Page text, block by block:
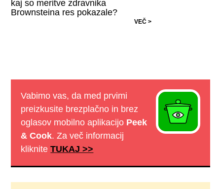
kaj so meritve zdravnika
Brownsteina res pokazale?
VEČ >
Vabimo vas, da med prvimi
preizkusite brezplačno in brez
oglasov mobilno aplikacijo Peek
& Cook. Za več informacij
klikniteTUKAJ >>